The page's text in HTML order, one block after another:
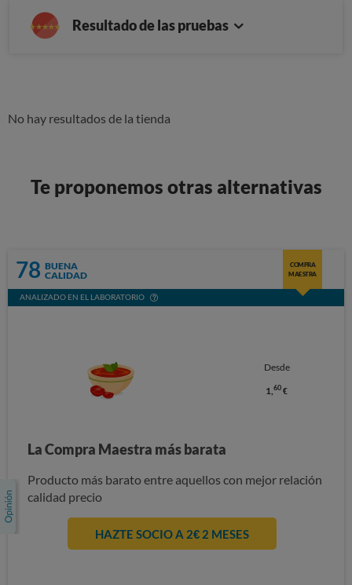
Resultado de las pruebas
No hay resultados de la tienda
Te proponemos otras alternativas
78 BUENA
CALIDAD
COMPRA
MAESTRA
ANALIZADO EN EL LABORATORIO
Desde
1,60 €
La Compra Maestra más barata
Producto más barato entre aquellos con mejor relación
calidad precio
HAZTE SOCIO A 2€ 2 MESES